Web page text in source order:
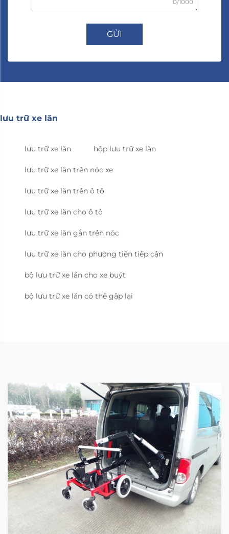
0/1000
GỬI
lưu trữ xe lăn
lưu trữ xe lăn hộp lưu trữ xe lăn
lưu trữ xe lăn trên nóc xe
lưu trữ xe lăn trên ô tô
lưu trữ xe lăn cho ô tô
lưu trữ xe lăn gắn trên nóc
lưu trữ xe lăn cho phương tiện tiếp cận
bộ lưu trữ xe lăn cho xe buýt
bộ lưu trữ xe lăn có thể gập lại